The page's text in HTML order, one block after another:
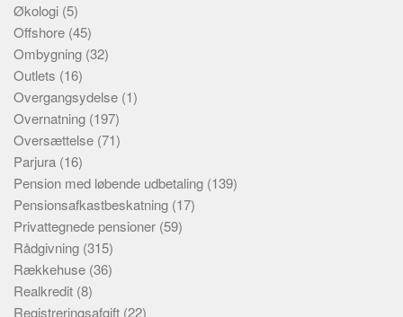
Økologi (5)
Offshore (45)
Ombygning (32)
Outlets (16)
Overgangsydelse (1)
Overnatning (197)
Oversættelse (71)
Parjura (16)
Pension med løbende udbetaling (139)
Pensionsafkastbeskatning (17)
Privattegnede pensioner (59)
Rådgivning (315)
Rækkehuse (36)
Realkredit (8)
Registreringsafgift (22)